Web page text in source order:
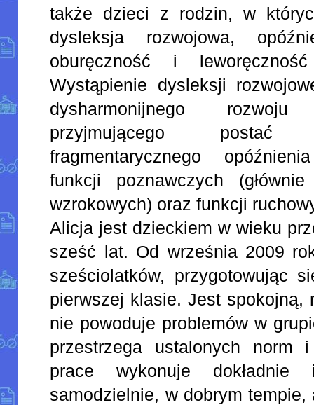
także dzieci z rodzin, w
dysleksja rozwojowa,
oburęczność i
Wystąpienie dysleksji
dysharmonijnego rozwoju
przyjmującego
fragmentarycznego
funkcji poznawczych
wzrokowych) oraz funkcji
Alicja jest dzieckiem w wieku
sześć lat. Od września 2009
sześciolatków, przygotowując
pierwszej klasie. Jest spokojną,
nie powoduje problemów w
przestrzega ustalonych norm
prace wykonuje
samodzielnie, w dobrym